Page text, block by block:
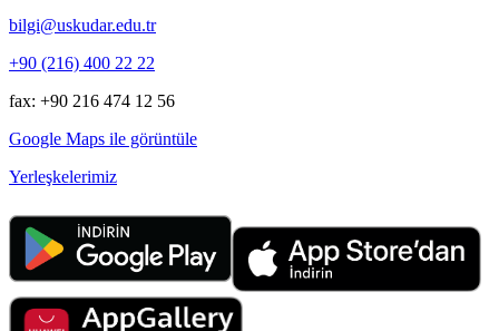
bilgi@uskudar.edu.tr
+90 (216) 400 22 22
fax: +90 216 474 12 56
Google Maps ile görüntüle
Yerleşkelerimiz